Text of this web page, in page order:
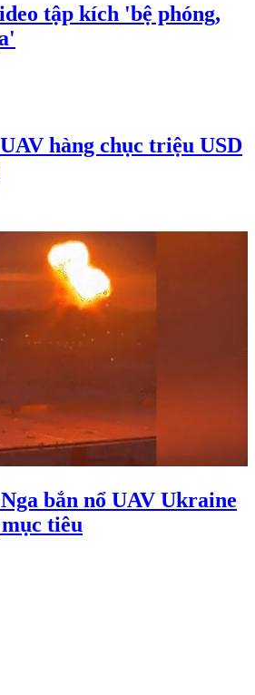
tập kích 'bệ phóng,
hàng chục triệu USD
bắn nổ UAV Ukraine
tiêu